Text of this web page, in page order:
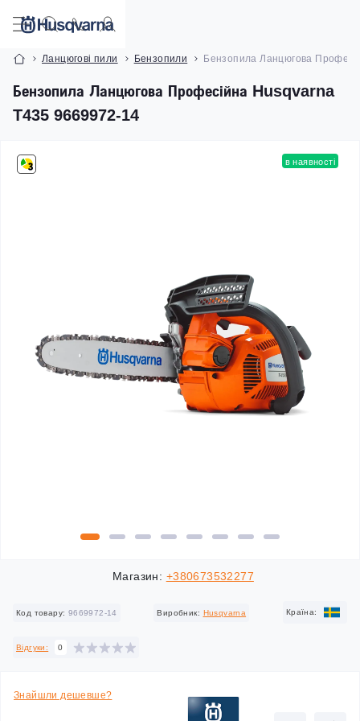
Ланцюгові пили Бензопили Бензопила Ланцюгова
Бензопила Ланцюгова Професійна Husqvarna
T435 9669972-14
в наявності
Магазин: +380673532277
Код товару: 9669972-14 Виробник: Husqvarna Країна:
Відгуки: 0
Знайшли дешевше?